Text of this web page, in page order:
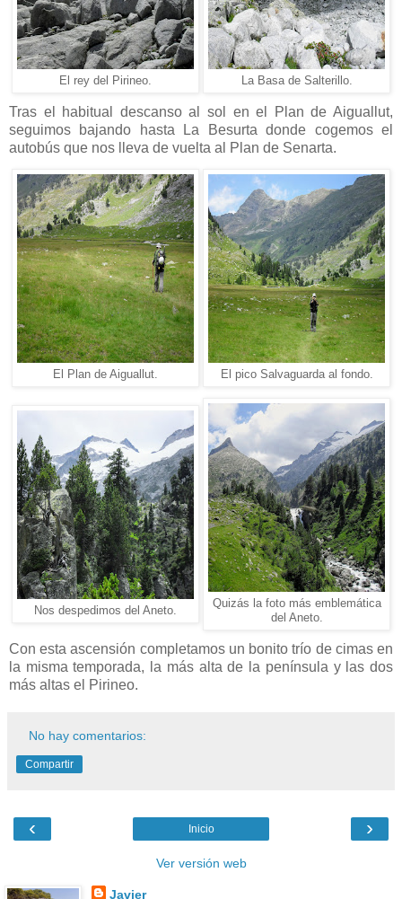
El rey del Pirineo. La Basa de Salterillo.
Tras el habitual descanso al sol en el Plan de Aiguallut,
seguimos bajando hasta La Besurta donde cogemos el
autobús que nos lleva de vuelta al Plan de Senarta.
El Plan de Aiguallut. El pico Salvaguarda al fondo.
Nos despedimos del Aneto.
Quizás la foto más emblemática
del Aneto.
Con esta ascensión completamos un bonito trío de cimas en
la misma temporada, la más alta de la península y las dos
más altas el Pirineo.
No hay comentarios:
Compartir
‹ ›
Inicio
Ver versión web
Javier